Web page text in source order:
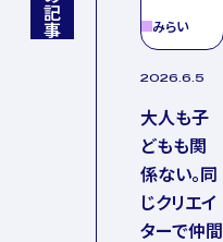
みらい
2026.6.5
大人も子
どもも関
係ない。同
じクリエイ
ターで仲間